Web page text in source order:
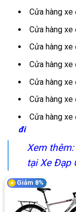
Cửa hàng xe
Cửa hàng xe
Cửa hàng xe
Cửa hàng
Cửa hàng xe
Cửa hàng xe
Cửa hàng xe
đi
Xem
tại Xe Đạp
Giảm 8%